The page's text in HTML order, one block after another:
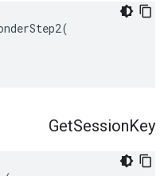
GetSessionKey